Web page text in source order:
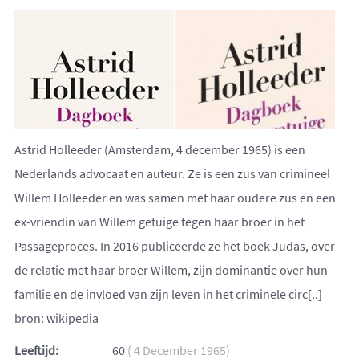
Astrid Holleeder (Amsterdam, 4 december 1965) is een
Nederlands advocaat en auteur. Ze is een zus van crimineel
Willem Holleeder en was samen met haar oudere zus en een
ex-vriendin van Willem getuige tegen haar broer in het
Passageproces. In 2016 publiceerde ze het boek Judas, over
de relatie met haar broer Willem, zijn dominantie over hun
familie en de invloed van zijn leven in het criminele circ[..]
bron: wikipedia
Leeftijd:
60 ( 4 December 1965)